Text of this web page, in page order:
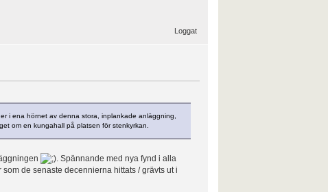
Loggat
i ena hörnet av denna stora, inplankade anläggning,
om en kungahall på platsen för stenkyrkan.
. Spännande med nya fynd i alla
de senaste decennierna hittats / grävts ut i